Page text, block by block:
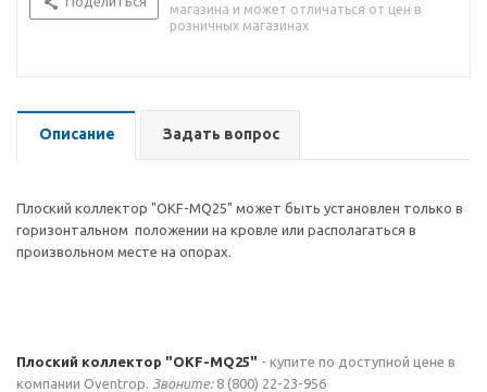
магазина и может отличаться от цен в
розничных магазинах
Описание Задать вопрос
Плоский коллектор "OKF-MQ25" может быть установлен только в
горизонтальном положении на кровле или располагаться в
произвольном месте на опорах.
Плоский коллектор "OKF-MQ25" - купите по доступной цене в
компании Oventrop. Звоните:8 (800) 22-23-956